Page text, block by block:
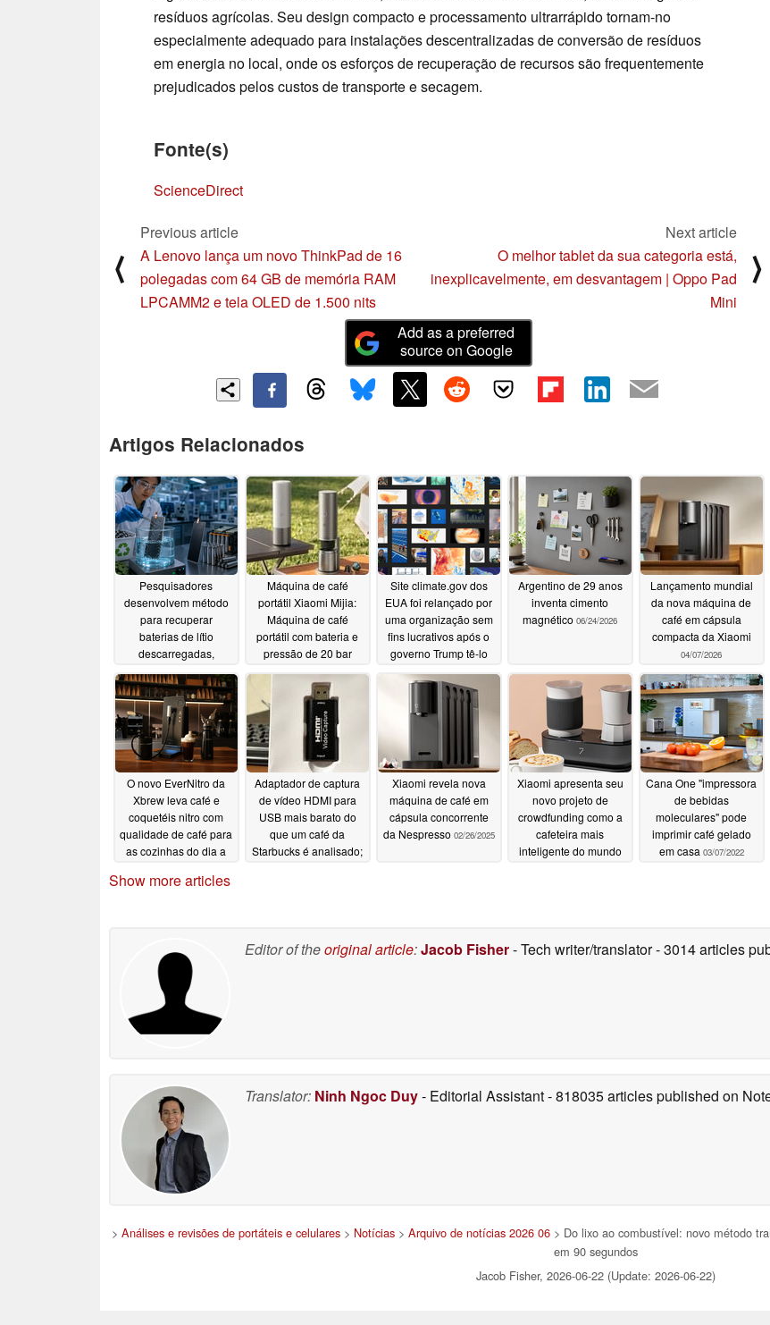
resíduos agrícolas. Seu design compacto e processamento ultrarrápido tornam-no
especialmente adequado para instalações descentralizadas de conversão de resíduos
em energia no local, onde os esforços de recuperação de recursos são frequentemente
prejudicados pelos custos de transporte e secagem.
Fonte(s)
ScienceDirect
⟨
Previous article
A Lenovo lança um novo ThinkPad de 16
polegadas com 64 GB de memória RAM
LPCAMM2 e tela OLED de 1.500 nits
Next article
O melhor tablet da sua categoria está,
inexplicavelmente, em desvantagem | Oppo Pad
Mini
⟩
Add as a preferred
source on Google
Artigos Relacionados
Pesquisadores
desenvolvem método
para recuperar
baterias de lítio
descarregadas,
100% da capacidade
06/28/2026
Máquina de café
portátil Xiaomi Mijia:
Máquina de café
portátil com bateria e
pressão de 20 bar
06/25/2026
Site climate.gov dos
EUA foi relançado por
uma organização sem
fins lucrativos após o
governo Trump tê-lo
06/24/2026
Argentino de 29 anos
inventa cimento
magnético 06/24/2026
Lançamento mundial
da nova máquina de
café em cápsula
compacta da Xiaomi
04/07/2026
O novo EverNitro da
Xbrew leva café e
coquetéis nitro com
qualidade de café para
as cozinhas do dia a
nitrogênio puro
Adaptador de captura
de vídeo HDMI para
USB mais barato do
que um café da
Starbucks é analisado;
Xiaomi revela nova
máquina de café em
cápsula concorrente
da Nespresso 02/26/2025
Xiaomi apresenta seu
novo projeto de
crowdfunding como a
cafeteira mais
inteligente do mundo
Cana One "impressora
de bebidas
moleculares" pode
imprimir café gelado
em casa 03/07/2022
Show more articles
Editor of theoriginal article:Jacob Fisher- Tech writer/translator- 3014 articles
Translator: Ninh Ngoc Duy- Editorial Assistant- 818035 articles published on
> Análises e revisões de portáteis e celulares > Notícias > Arquivo de notícias 2026 06 > Do lixo ao combustível: novo método
em 90 segundos
Jacob Fisher, 2026-06-22 (Update: 2026-06-22)